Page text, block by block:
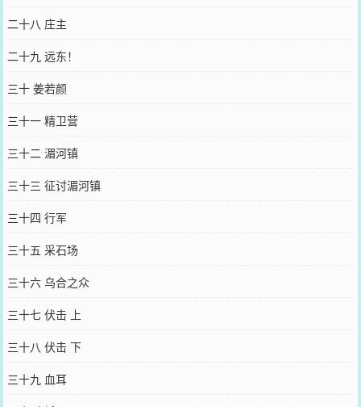
二十八 庄主
二十九 远东！
三十 姜若颜
三十一 精卫营
三十二 湄河镇
三十三 征讨湄河镇
三十四 行军
三十五 采石场
三十六 乌合之众
三十七 伏击 上
三十八 伏击 下
三十九 血耳